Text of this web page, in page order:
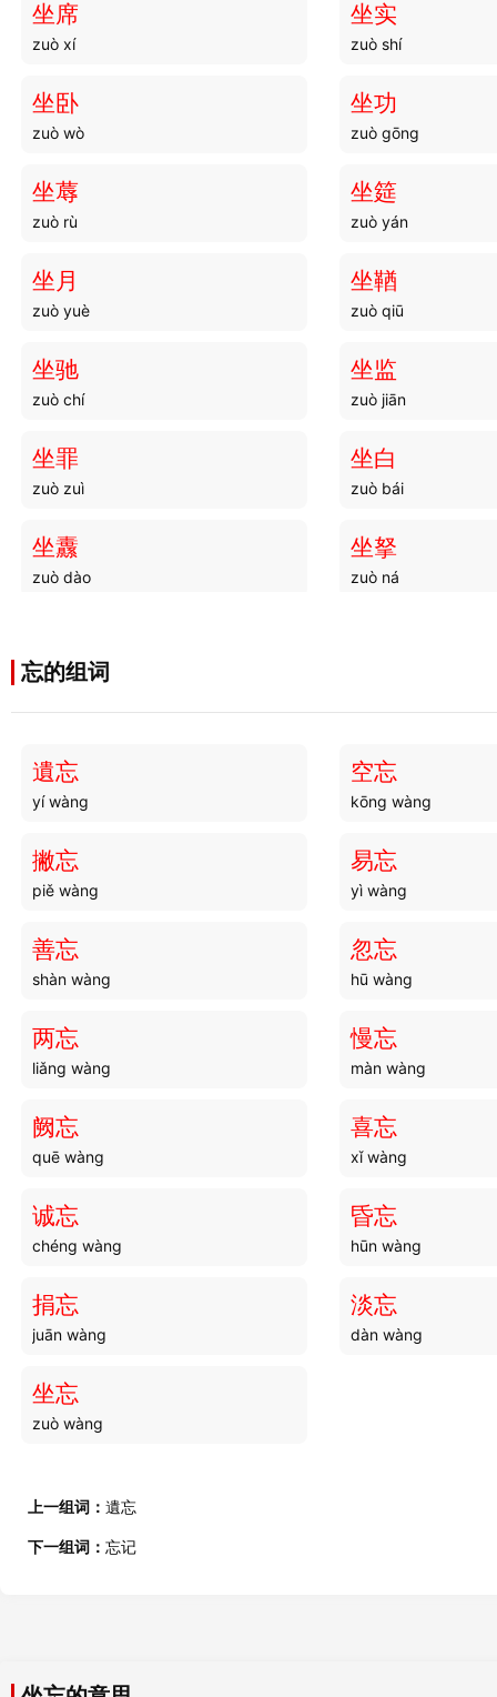
坐席
zuò xí
坐实
zuò shí
坐卧
zuò wò
坐功
zuò gōng
坐蓐
zuò rù
坐筵
zuò yán
坐月
zuò yuè
坐鞧
zuò qiū
坐驰
zuò chí
坐监
zuò jiān
坐罪
zuò zuì
坐白
zuò bái
坐纛
zuò dào
坐拏
zuò ná
zuò pái
坐狨 坐拥
坐催 坐照
坐率 坐饭
坐累 坐地
坐髀 坐夏
坐墩 坐馆
坐拙 坐科
坐次
zuò jiā
忘的组词
遺忘
yí wàng
空忘
kōng wàng
撇忘
piě wàng
易忘
yì wàng
善忘
shàn wàng
忽忘
hū wàng
两忘
liǎng wàng
慢忘
màn wàng
阙忘
quē wàng
喜忘
xǐ wàng
诚忘
chéng wàng
昏忘
hūn wàng
捐忘
juān wàng
淡忘
dàn wàng
坐忘
zuò wàng
上一组词： 遺忘
下一组词： 忘记